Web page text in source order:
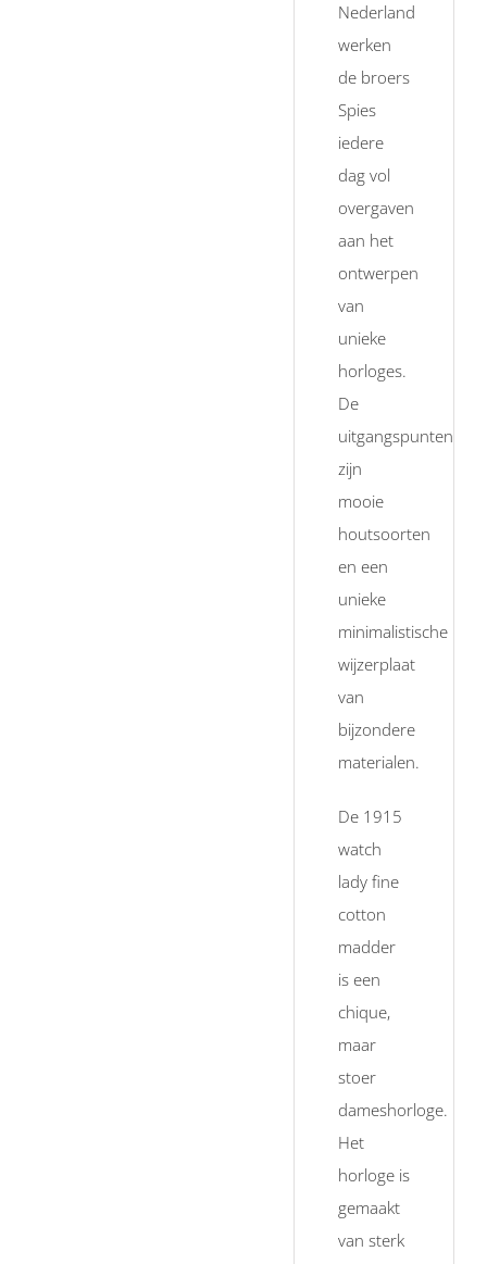
Nederland
werken
de broers
Spies
iedere
dag vol
overgaven
aan het
ontwerpen
van
unieke
horloges.
De
uitgangspunten
zijn
mooie
houtsoorten
en een
unieke
minimalistische
wijzerplaat
van
bijzondere
materialen.
De 1915
watch
lady fine
cotton
madder
is een
chique,
maar
stoer
dameshorloge.
Het
horloge is
gemaakt
van sterk